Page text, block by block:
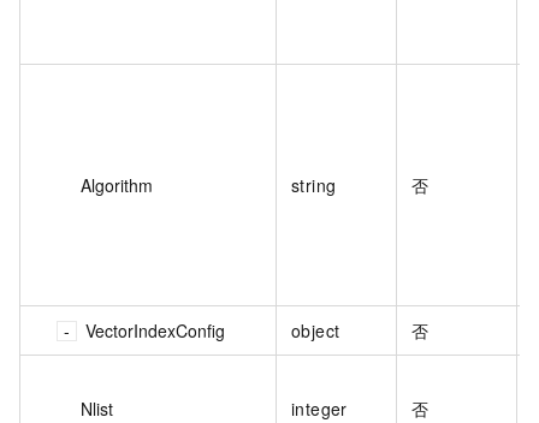
Algorithm string 否
VectorIndexConfig object 否
Nlist integer 否